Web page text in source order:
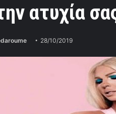
ατυχία
28/10/2019